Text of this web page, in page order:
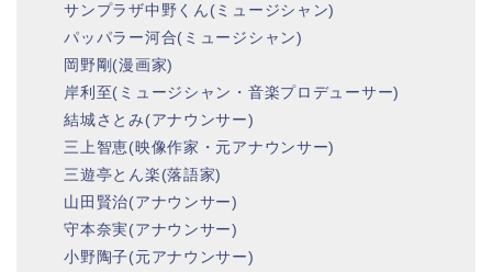
サンプラザ中野くん(ミュージシャン)
パッパラー河合(ミュージシャン)
岡野剛(漫画家)
岸利至(ミュージシャン・音楽プロデューサー)
結城さとみ(アナウンサー)
三上智恵(映像作家・元アナウンサー)
三遊亭とん楽(落語家)
山田賢治(アナウンサー)
守本奈実(アナウンサー)
小野陶子(元アナウンサー)